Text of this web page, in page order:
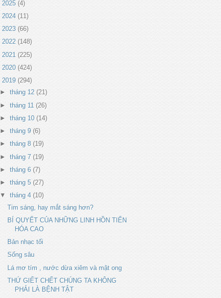
2025 (4)
2024 (11)
2023 (66)
2022 (148)
2021 (225)
2020 (424)
2019 (294)
► tháng 12 (21)
► tháng 11 (26)
► tháng 10 (14)
► tháng 9 (6)
► tháng 8 (19)
► tháng 7 (19)
► tháng 6 (7)
► tháng 5 (27)
▼ tháng 4 (10)
Tim sáng, hay mắt sáng hơn?
BÍ QUYẾT CỦA NHỮNG LINH HỒN TIẾN
HÓA CAO
Bản nhạc tối
Sống sâu
Lá mơ tím , nước dừa xiêm và mật ong
THỨ GIẾT CHẾT CHÚNG TA KHÔNG
PHẢI LÀ BỆNH TẬT